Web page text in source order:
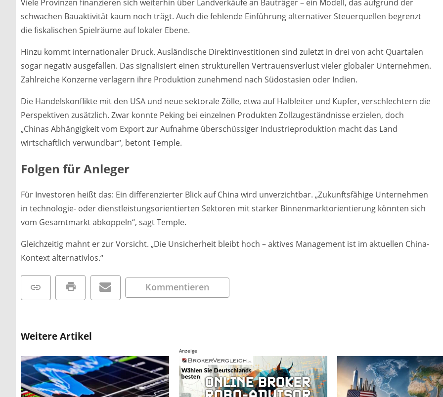
Viele Provinzen finanzieren sich weiterhin über Landverkäufe an Bauträger – ein Modell, das aufgrund der
schwachen Bauaktivität kaum noch trägt. Auch die fehlende Einführung alternativer Steuerquellen begrenzt
die fiskalischen Spielräume auf lokaler Ebene.
Hinzu kommt internationaler Druck. Ausländische Direktinvestitionen sind zuletzt in drei von acht Quartalen
sogar negativ ausgefallen. Das signalisiert einen strukturellen Vertrauensverlust vieler globaler Unternehmen.
Zahlreiche Konzerne verlagern ihre Produktion zunehmend nach Südostasien oder Indien.
Die Handelskonflikte mit den USA und neue sektorale Zölle, etwa auf Halbleiter und Kupfer, verschlechtern die
Perspektiven zusätzlich. Zwar konnte Peking bei einzelnen Produkten Zollzugeständnisse erzielen, doch
„Chinas Abhängigkeit vom Export zur Aufnahme überschüssiger Industrieproduktion macht das Land
wirtschaftlich verwundbar“, betont Temple.
Folgen für Anleger
Für Investoren heißt das: Ein differenzierter Blick auf China wird unverzichtbar. „Zukunftsfähige Unternehmen
in technologie- oder dienstleistungsorientierten Sektoren mit starker Binnenmarktorientierung könnten sich
vom Gesamtmarkt abkoppeln“, sagt Temple.
Gleichzeitig mahnt er zur Vorsicht. „Die Unsicherheit bleibt hoch – aktives Management ist im aktuellen China-
Kontext alternativlos.“
Kommentieren
Weitere Artikel
Anzeige